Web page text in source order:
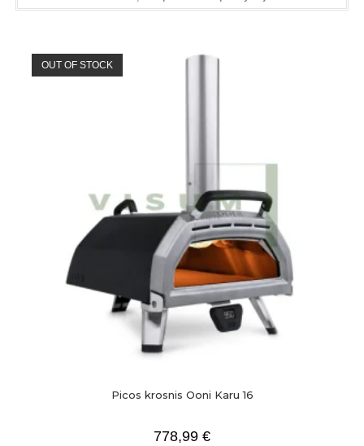
OUT OF STOCK
Picos krosnis Ooni Karu 16
778,99 €